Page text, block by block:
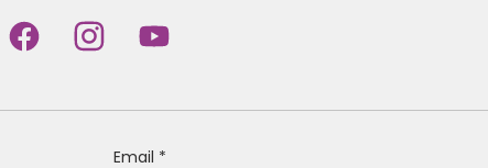
Email *